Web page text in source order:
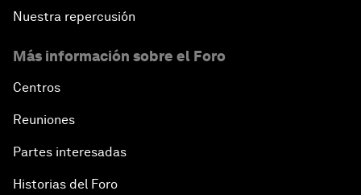
Nuestra repercusión
Más información sobre el Foro
Centros
Reuniones
Partes interesadas
Historias del Foro